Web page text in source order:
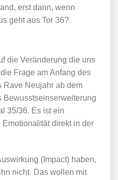
erst dann, wenn
geht aus Tor 36?
die Veränderung die uns
Frage am Anfang des
Rave Neujahr ab dem
Bewusstseinserweiterung
35/36. Es ist ein
direkt in der
(Impact) haben,
nicht. Das wollen mit